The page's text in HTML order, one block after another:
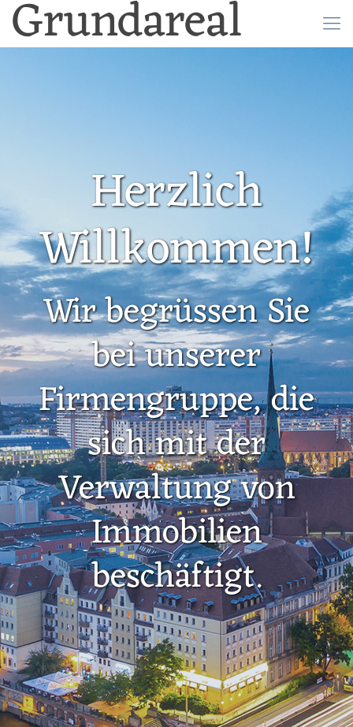
Grundareal
Herzlich
Willkommen!
Wir begrüssen Sie
bei unserer
Firmengruppe, die
sich mit der
Verwaltung von
Immobilien
beschäftigt.